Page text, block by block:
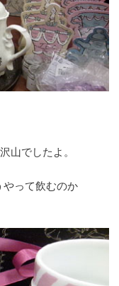
山でしたよ。
って飲むのか